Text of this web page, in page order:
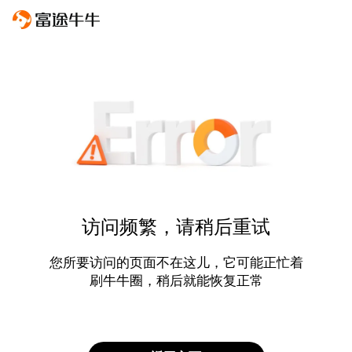
访问频繁，请稍后重试
您所要访问的页面不在这儿，它可能正忙着
刷牛牛圈，稍后就能恢复正常